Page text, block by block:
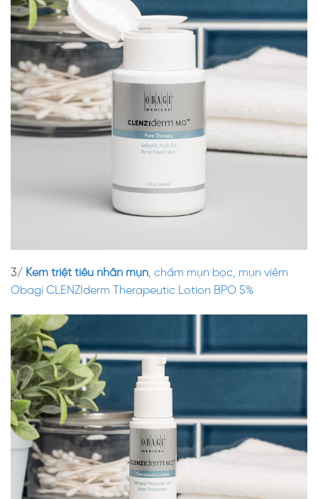
3/ Kem triệt tiêu nhân mụn, chấm mụn bọc, mụn viêm
Obagi CLENZIderm Therapeutic Lotion BPO 5%